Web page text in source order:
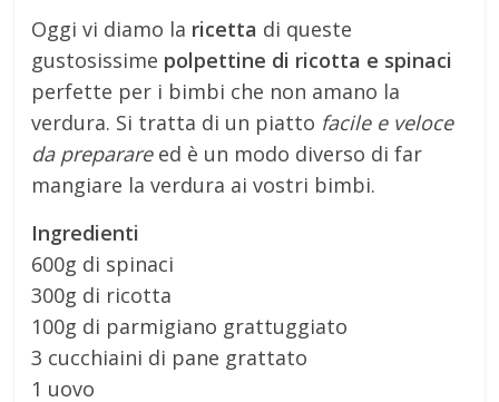
Oggi vi diamo la ricetta di queste
gustosissime polpettine di ricotta e spinaci
perfette per i bimbi che non amano la
verdura. Si tratta di un piatto facile e veloce
da preparareed è un modo diverso di far
mangiare la verdura ai vostri bimbi.
Ingredienti
600g di spinaci
300g di ricotta
100g di parmigiano grattuggiato
3 cucchiaini di pane grattato
1 uovo